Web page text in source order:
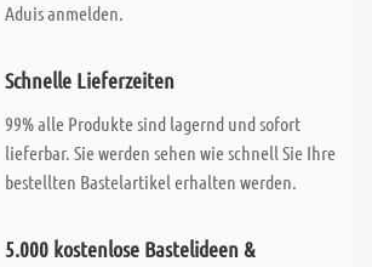
Aduis anmelden.
Schnelle Lieferzeiten
99% alle Produkte sind lagernd und sofort
lieferbar. Sie werden sehen wie schnell Sie Ihre
bestellten Bastelartikel erhalten werden.
5.000 kostenlose Bastelideen &